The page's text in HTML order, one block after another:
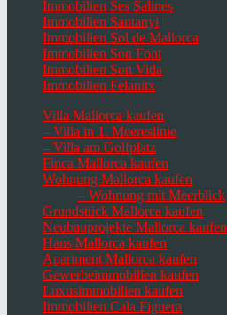
Immobilien Ses Salines
Immobilien Santanyi
Immobilien Sol de Mallorca
Immobilien Son Font
Immobilien Son Vida
Immobilien Felanitx
Villa Mallorca kaufen
– Villa in 1. Meereslinie
– Villa am Golfplatz
Finca Mallorca kaufen
Wohnung Mallorca kaufen
– Wohnung mit Meerblick
Grundstück Mallorca kaufen
Neubauprojekte Mallorca kaufen
Haus Mallorca kaufen
Apartment Mallorca kaufen
Gewerbeimmobilien kaufen
Luxusimmobilien kaufen
Immobilien Cala Figuera